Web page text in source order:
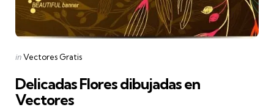
Categories
Posted
inVectores Gratis
Delicadas Flores dibujadas en
Vectores